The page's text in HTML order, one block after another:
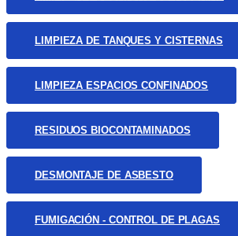
LIMPIEZA DE TANQUES Y CISTERNAS
LIMPIEZA ESPACIOS CONFINADOS
RESIDUOS BIOCONTAMINADOS
DESMONTAJE DE ASBESTO
FUMIGACIÓN - CONTROL DE PLAGAS